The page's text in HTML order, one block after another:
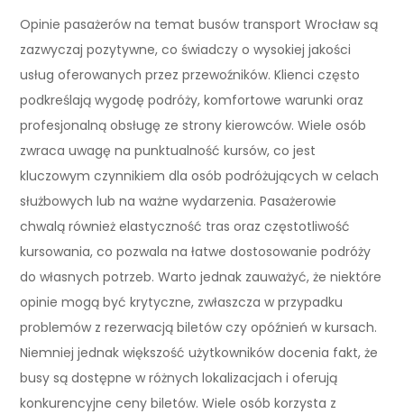
Opinie pasażerów na temat busów transport Wrocław są
zazwyczaj pozytywne, co świadczy o wysokiej jakości
usług oferowanych przez przewoźników. Klienci często
podkreślają wygodę podróży, komfortowe warunki oraz
profesjonalną obsługę ze strony kierowców. Wiele osób
zwraca uwagę na punktualność kursów, co jest
kluczowym czynnikiem dla osób podróżujących w celach
służbowych lub na ważne wydarzenia. Pasażerowie
chwalą również elastyczność tras oraz częstotliwość
kursowania, co pozwala na łatwe dostosowanie podróży
do własnych potrzeb. Warto jednak zauważyć, że niektóre
opinie mogą być krytyczne, zwłaszcza w przypadku
problemów z rezerwacją biletów czy opóźnień w kursach.
Niemniej jednak większość użytkowników docenia fakt, że
busy są dostępne w różnych lokalizacjach i oferują
konkurencyjne ceny biletów. Wiele osób korzysta z